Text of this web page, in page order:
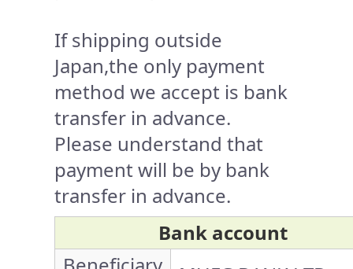
If shipping outside
Japan,the only payment
method we accept is bank
transfer in advance.
Please understand that
payment will be by bank
transfer in advance.
Bank account